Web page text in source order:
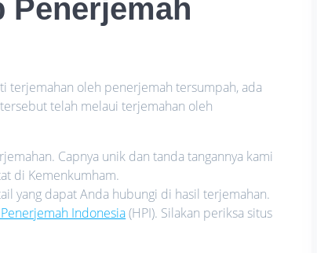
Penerjemah
terjemahan oleh penerjemah tersumpah, ada
telah melaui terjemahan oleh
Capnya unik dan tanda tangannya kami
di Kemenkumham.
yang dapat Anda hubungi di hasil terjemahan.
Indonesia(HPI). Silakan periksa situs